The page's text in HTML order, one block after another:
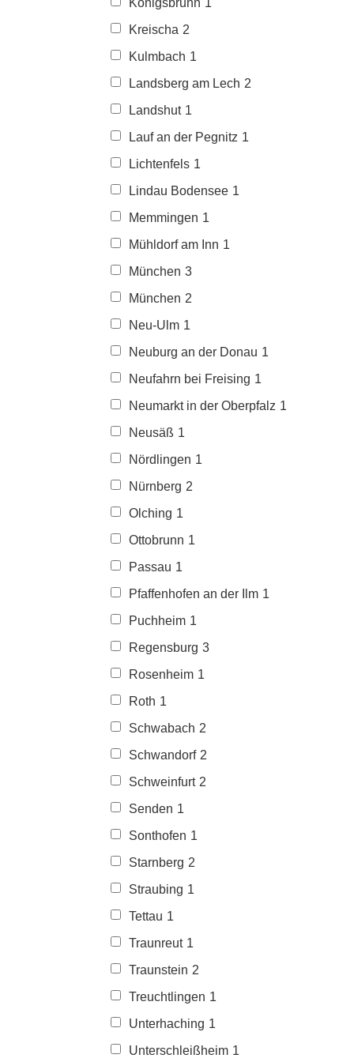
Königsbrunn 1
Kreischa 2
Kulmbach 1
Landsberg am Lech 2
Landshut 1
Lauf an der Pegnitz 1
Lichtenfels 1
Lindau Bodensee 1
Memmingen 1
Mühldorf am Inn 1
München 3
München 2
Neu-Ulm 1
Neuburg an der Donau 1
Neufahrn bei Freising 1
Neumarkt in der Oberpfalz 1
Neusäß 1
Nördlingen 1
Nürnberg 2
Olching 1
Ottobrunn 1
Passau 1
Pfaffenhofen an der Ilm 1
Puchheim 1
Regensburg 3
Rosenheim 1
Roth 1
Schwabach 2
Schwandorf 2
Schweinfurt 2
Senden 1
Sonthofen 1
Starnberg 2
Straubing 1
Tettau 1
Traunreut 1
Traunstein 2
Treuchtlingen 1
Unterhaching 1
Unterschleißheim 1